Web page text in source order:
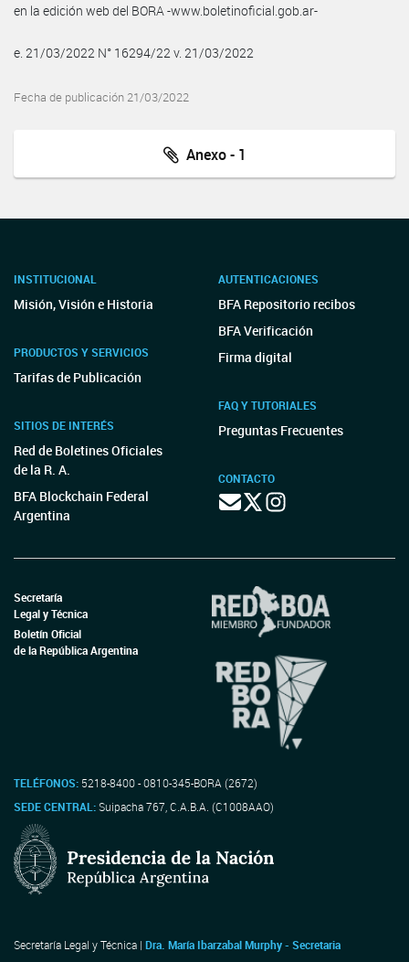
en la edición web del BORA -www.boletinoficial.gob.ar-
e. 21/03/2022 N° 16294/22 v. 21/03/2022
Fecha de publicación 21/03/2022
Anexo - 1
INSTITUCIONAL
Misión, Visión e Historia
PRODUCTOS Y SERVICIOS
Tarifas de Publicación
SITIOS DE INTERÉS
Red de Boletines Oficiales
de la R. A.
BFA Blockchain Federal
Argentina
AUTENTICACIONES
BFA Repositorio recibos
BFA Verificación
Firma digital
FAQ Y TUTORIALES
Preguntas Frecuentes
CONTACTO
Secretaría
Legal y Técnica
Boletín Oficial
de la República Argentina
TELÉFONOS: 5218-8400 - 0810-345-BORA (2672)
SEDE CENTRAL:Suipacha 767, C.A.B.A. (C1008AAO)
Secretaría Legal y Técnica | Dra. María Ibarzabal Murphy - Secretaria